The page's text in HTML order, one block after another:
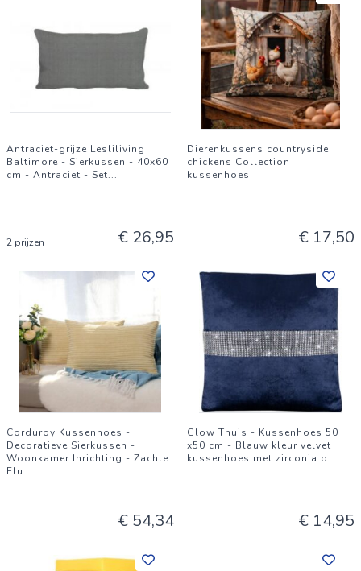
Antraciet-grijze Lesliliving
Baltimore - Sierkussen - 40x60
cm - Antraciet - Set...
2 prijzen € 26,95
Dierenkussens countryside
chickens Collection
kussenhoes
€ 17,50
Corduroy Kussenhoes -
Decoratieve Sierkussen -
Woonkamer Inrichting - Zachte
Flu...
€ 54,34
Glow Thuis - Kussenhoes 50
x50 cm - Blauw kleur velvet
kussenhoes met zirconia b...
€ 14,95